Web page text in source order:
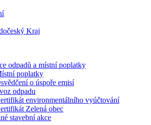
Kraj
odpadů a místní poplatky
poplatky
o úspoře emisí
odpadu
environmentálního vyúčtování
Zelená obec
stavební akce